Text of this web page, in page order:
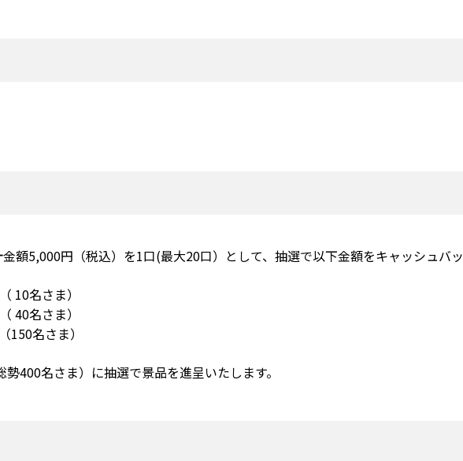
額5,000円（税込）を1口(最大20口）として、抽選で以下金額をキャッシュバ
10名さま）
40名さま）
名さま）
400名さま）に抽選で景品を進呈いたします。